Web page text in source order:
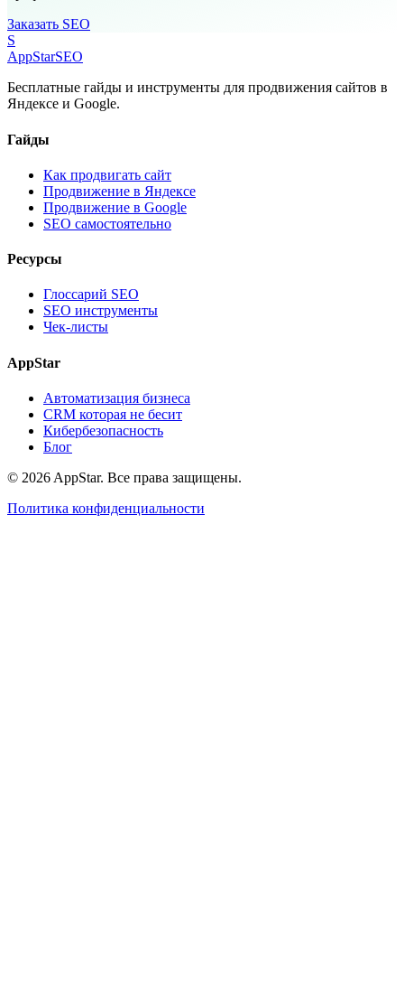
Заказать SEO
S
AppStarSEO
Бесплатные гайды и инструменты для продвижения сайтов в
Яндексе и Google.
Гайды
Как продвигать сайт
Продвижение в Яндексе
Продвижение в Google
SEO самостоятельно
Ресурсы
Глоссарий SEO
SEO инструменты
Чек-листы
AppStar
Автоматизация бизнеса
CRM которая не бесит
Кибербезопасность
Блог
© 2026 AppStar. Все права защищены.
Политика конфиденциальности